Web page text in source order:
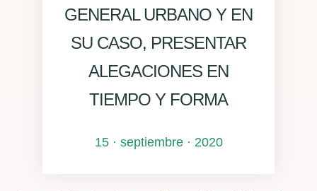
GENERAL URBANO Y EN
SU CASO, PRESENTAR
ALEGACIONES EN
TIEMPO Y FORMA
15 · septiembre · 2020